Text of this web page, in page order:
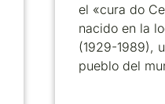
el «cura do
nacido en la
(1929-1989),
pueblo del